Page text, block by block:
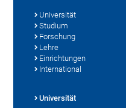
Universität
Studium
Forschung
Lehre
Einrichtungen
International
Universität